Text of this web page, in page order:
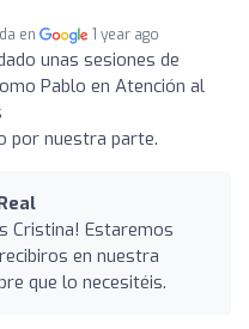
en 1 year ago
unas sesiones de
Pablo en Atención al
por nuestra parte.
Cristina! Estaremos
en nuestra
que lo necesitéis.